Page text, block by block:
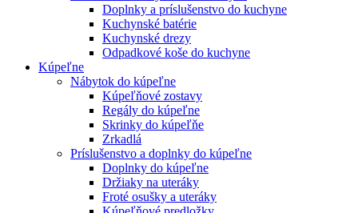
Doplnky a príslušenstvo do kuchyne
Kuchynské batérie
Kuchynské drezy
Odpadkové koše do kuchyne
Kúpeľne
Nábytok do kúpeľne
Kúpeľňové zostavy
Regály do kúpeľne
Skrinky do kúpeľňe
Zrkadlá
Príslušenstvo a doplnky do kúpeľne
Doplnky do kúpeľne
Držiaky na uteráky
Froté osušky a uteráky